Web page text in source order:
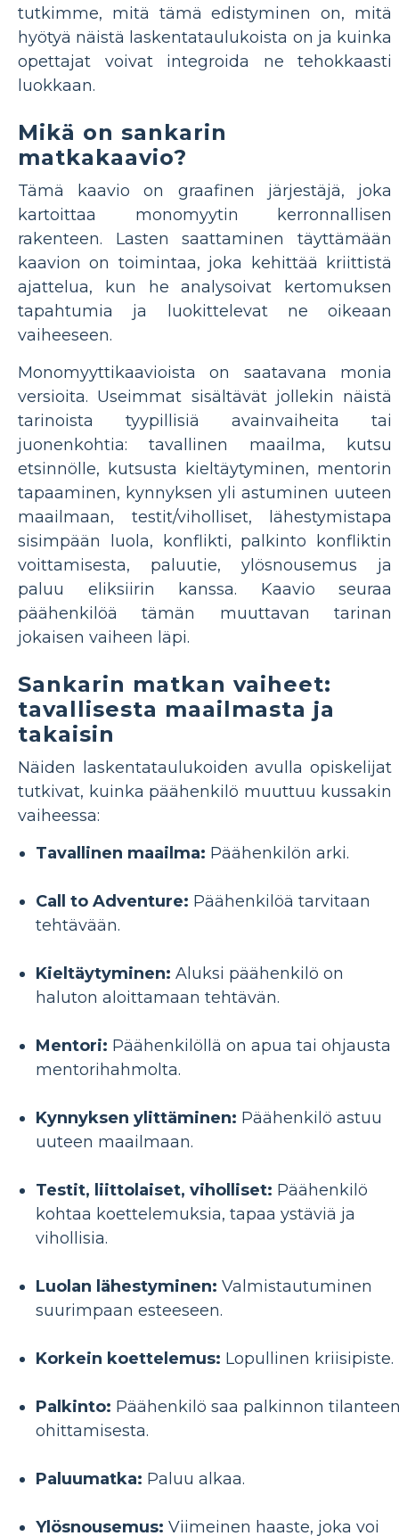
tutkimme, mitä tämä edistyminen on, mitä
hyötyä näistä laskentataulukoista on ja kuinka
opettajat voivat integroida ne tehokkaasti
luokkaan.
Mikä on sankarin
matkakaavio?
Tämä kaavio on graafinen järjestäjä, joka
kartoittaa monomyytin kerronnallisen
rakenteen. Lasten saattaminen täyttämään
kaavion on toimintaa, joka kehittää kriittistä
ajattelua, kun he analysoivat kertomuksen
tapahtumia ja luokittelevat ne oikeaan
vaiheeseen.
Monomyyttikaavioista on saatavana monia
versioita. Useimmat sisältävät jollekin näistä
tarinoista tyypillisiä avainvaiheita tai
juonenkohtia: tavallinen maailma, kutsu
etsinnölle, kutsusta kieltäytyminen, mentorin
tapaaminen, kynnyksen yli astuminen uuteen
maailmaan, testit/viholliset, lähestymistapa
sisimpään luola, konflikti, palkinto konfliktin
voittamisesta, paluutie, ylösnousemus ja
paluu eliksiirin kanssa. Kaavio seuraa
päähenkilöä tämän muuttavan tarinan
jokaisen vaiheen läpi.
Sankarin matkan vaiheet:
tavallisesta maailmasta ja
takaisin
Näiden laskentataulukoiden avulla opiskelijat
tutkivat, kuinka päähenkilö muuttuu kussakin
vaiheessa:
Tavallinen maailma: Päähenkilön arki.
Call to Adventure: Päähenkilöä tarvitaan
tehtävään.
Kieltäytyminen: Aluksi päähenkilö on
haluton aloittamaan tehtävän.
Mentori: Päähenkilöllä on apua tai ohjausta
mentorihahmolta.
Kynnyksen ylittäminen: Päähenkilö astuu
uuteen maailmaan.
Testit, liittolaiset, viholliset: Päähenkilö
kohtaa koettelemuksia, tapaa ystäviä ja
vihollisia.
Luolan lähestyminen: Valmistautuminen
suurimpaan esteeseen.
Korkein koettelemus: Lopullinen kriisipiste.
Palkinto: Päähenkilö saa palkinnon
ohittamisesta.
Paluumatka: Paluu alkaa.
Ylösnousemus: Viimeinen haaste, joka voi